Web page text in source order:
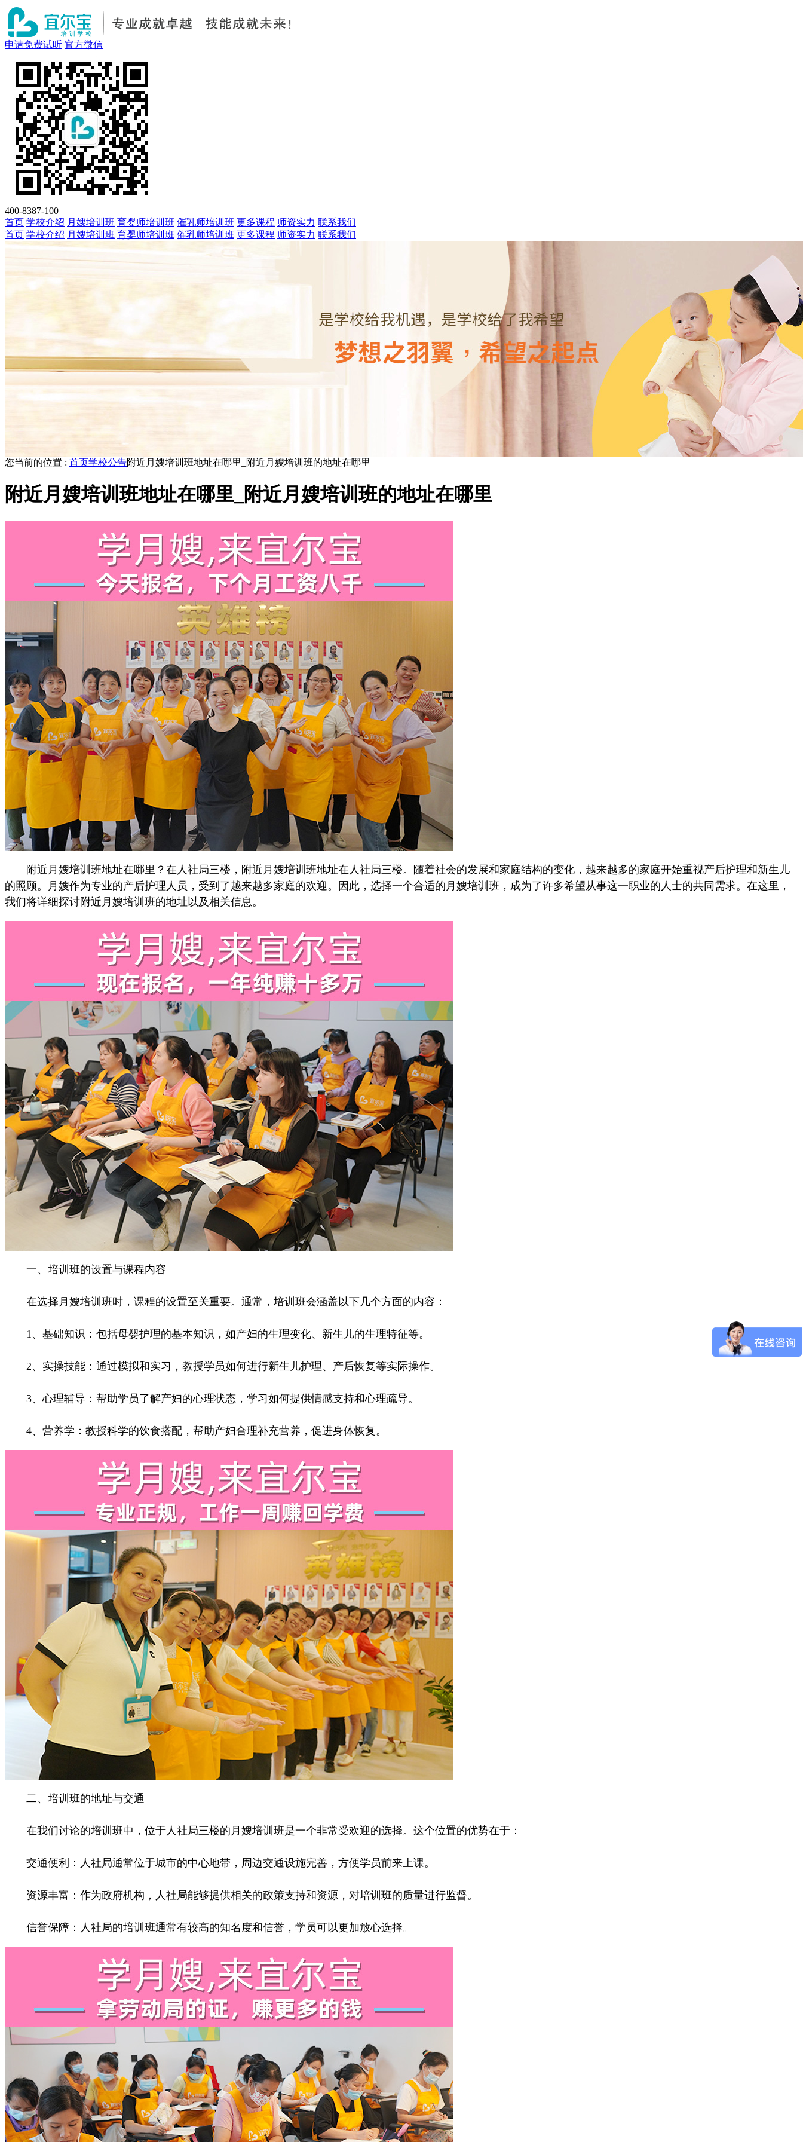
申请免费试听 官方微信
400-8387-100
首页 学校介绍 月嫂培训班 育婴师培训班 催乳师培训班 更多课程 师资实力 联系我们
首页 学校介绍 月嫂培训班 育婴师培训班 催乳师培训班 更多课程 师资实力 联系我们
您当前的位置 : 首页学校公告附近月嫂培训班地址在哪里_附近月嫂培训班的地址在哪里
附近月嫂培训班地址在哪里_附近月嫂培训班的地址在哪里
附近月嫂培训班地址在哪里？在人社局三楼，附近月嫂培训班地址在人社局三楼。随着社会的发展和家庭结构的变化，越来越多的家庭开始重视产后护理和新生儿
的照顾。月嫂作为专业的产后护理人员，受到了越来越多家庭的欢迎。因此，选择一个合适的月嫂培训班，成为了许多希望从事这一职业的人士的共同需求。在这里，
我们将详细探讨附近月嫂培训班的地址以及相关信息。
一、培训班的设置与课程内容
在选择月嫂培训班时，课程的设置至关重要。通常，培训班会涵盖以下几个方面的内容：
1、基础知识：包括母婴护理的基本知识，如产妇的生理变化、新生儿的生理特征等。
2、实操技能：通过模拟和实习，教授学员如何进行新生儿护理、产后恢复等实际操作。
3、心理辅导：帮助学员了解产妇的心理状态，学习如何提供情感支持和心理疏导。
4、营养学：教授科学的饮食搭配，帮助产妇合理补充营养，促进身体恢复。
二、培训班的地址与交通
在我们讨论的培训班中，位于人社局三楼的月嫂培训班是一个非常受欢迎的选择。这个位置的优势在于：
交通便利：人社局通常位于城市的中心地带，周边交通设施完善，方便学员前来上课。
资源丰富：作为政府机构，人社局能够提供相关的政策支持和资源，对培训班的质量进行监督。
信誉保障：人社局的培训班通常有较高的知名度和信誉，学员可以更加放心选择。